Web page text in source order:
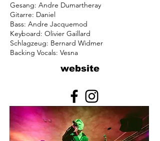
Gesang: Andre Dumartheray
Gitarre: Daniel
Bass: Andre Jacquemod
Keyboard: Olivier Gaillard
Schlagzeug: Bernard Widmer
Backing Vocals: Vesna
website